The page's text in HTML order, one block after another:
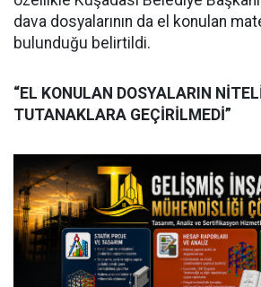
dava dosyalarının da el konulan
bulunduğu belirtildi.
“EL KONULAN DOSYALARIN
TUTANAKLARA GEÇİRİLMEDİ”